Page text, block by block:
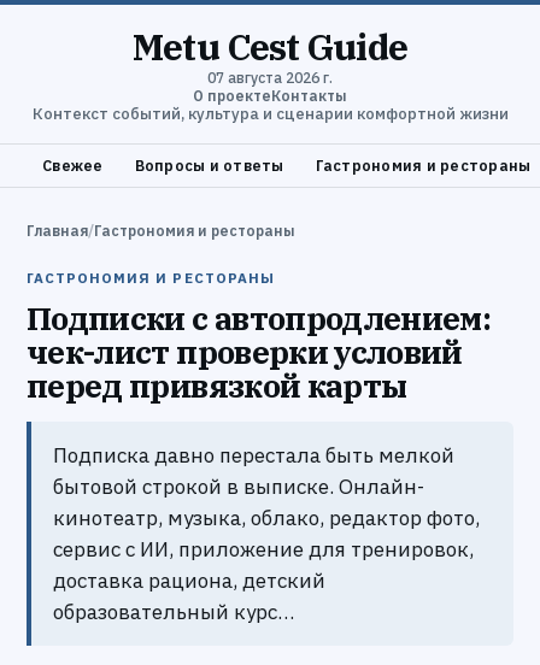
Metu Cest Guide
07 августа 2026 г.
О проектеКонтакты
Контекст событий, культура и сценарии комфортной жизни
Свежее Вопросы и ответы Гастрономия и рестораны
Главная/Гастрономия и рестораны
ГАСТРОНОМИЯ И РЕСТОРАНЫ
Подписки с автопродлением:
чек-лист проверки условий
перед привязкой карты
Подписка давно перестала быть мелкой
бытовой строкой в выписке. Онлайн-
кинотеатр, музыка, облако, редактор фото,
сервис с ИИ, приложение для тренировок,
доставка рациона, детский
образовательный курс…